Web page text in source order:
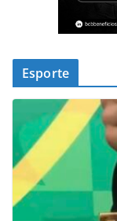
Esporte